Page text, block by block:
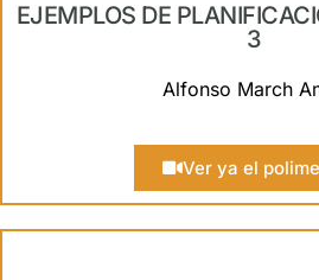
EJEMPLOS DE
3
Alfonso March
Ver ya el